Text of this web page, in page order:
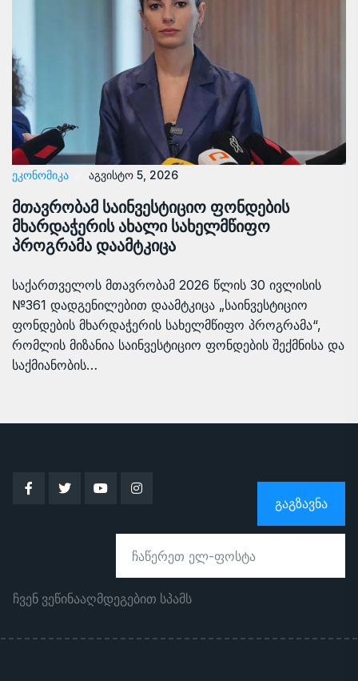
ᲔᲙᲝᲜᲝᲛᲘᲙᲐ აგვისტო 5, 2026
მთავრობამ საინვესტიციო ფონდების
მხარდაჭერის ახალი სახელმწიფო
პროგრამა დაამტკიცა
საქართველოს მთავრობამ 2026 წლის 30 ივლისის
№361 დადგენილებით დაამტკიცა „საინვესტიციო
ფონდების მხარდაჭერის სახელმწიფო პროგრამა“,
რომლის მიზანია საინვესტიციო ფონდების შექმნისა და
საქმიანობის…
ᲒᲐᲒᲖᲐᲕᲜᲐ
ჩვენ ვეწინააღმდეგებით სპამს